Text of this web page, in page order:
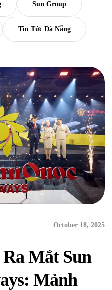
Sun Group
Tin Tức Đà Nẵng
October 18, 2025
Mắt Sun
Mảnh